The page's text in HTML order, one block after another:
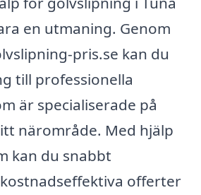
en utmaning. Genom
pris.se kan du
till professionella
är specialiserade på
närområde. Med hjälp
kan du snabbt
offerter